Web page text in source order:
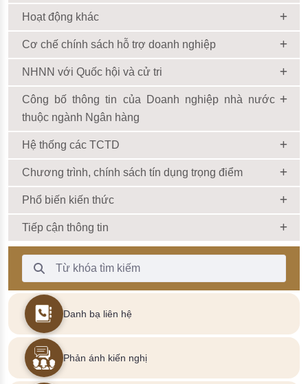
Hoạt động khác
Cơ chế chính sách hỗ trợ doanh nghiệp
NHNN với Quốc hội và cử tri
Công bố thông tin của Doanh nghiệp nhà nước
thuộc ngành Ngân hàng
Hệ thống các TCTD
Chương trình, chính sách tín dụng trọng điểm
Phổ biến kiến thức
Tiếp cận thông tin
Thanh Tìm kiếm
Danh bạ liên hệ
Phản ánh kiến nghị